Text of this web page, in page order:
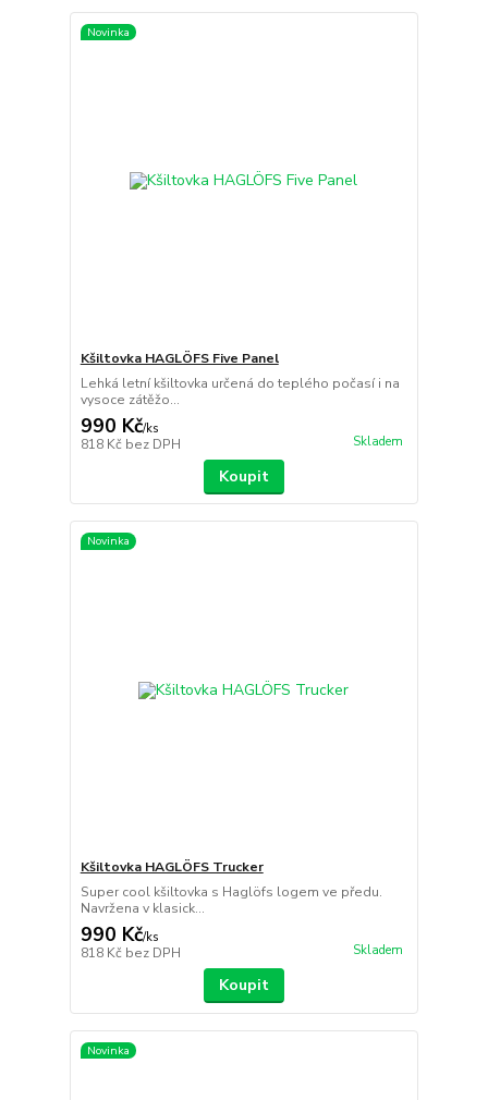
Novinka
Kšiltovka HAGLÖFS Five Panel
Lehká letní kšiltovka určená do teplého počasí i na
vysoce zátěžo...
990 Kč/ks
818 Kč bez DPH Skladem
Koupit
Novinka
Kšiltovka HAGLÖFS Trucker
Super cool kšiltovka s Haglöfs logem ve předu.
Navržena v klasick...
990 Kč/ks
818 Kč bez DPH Skladem
Koupit
Novinka